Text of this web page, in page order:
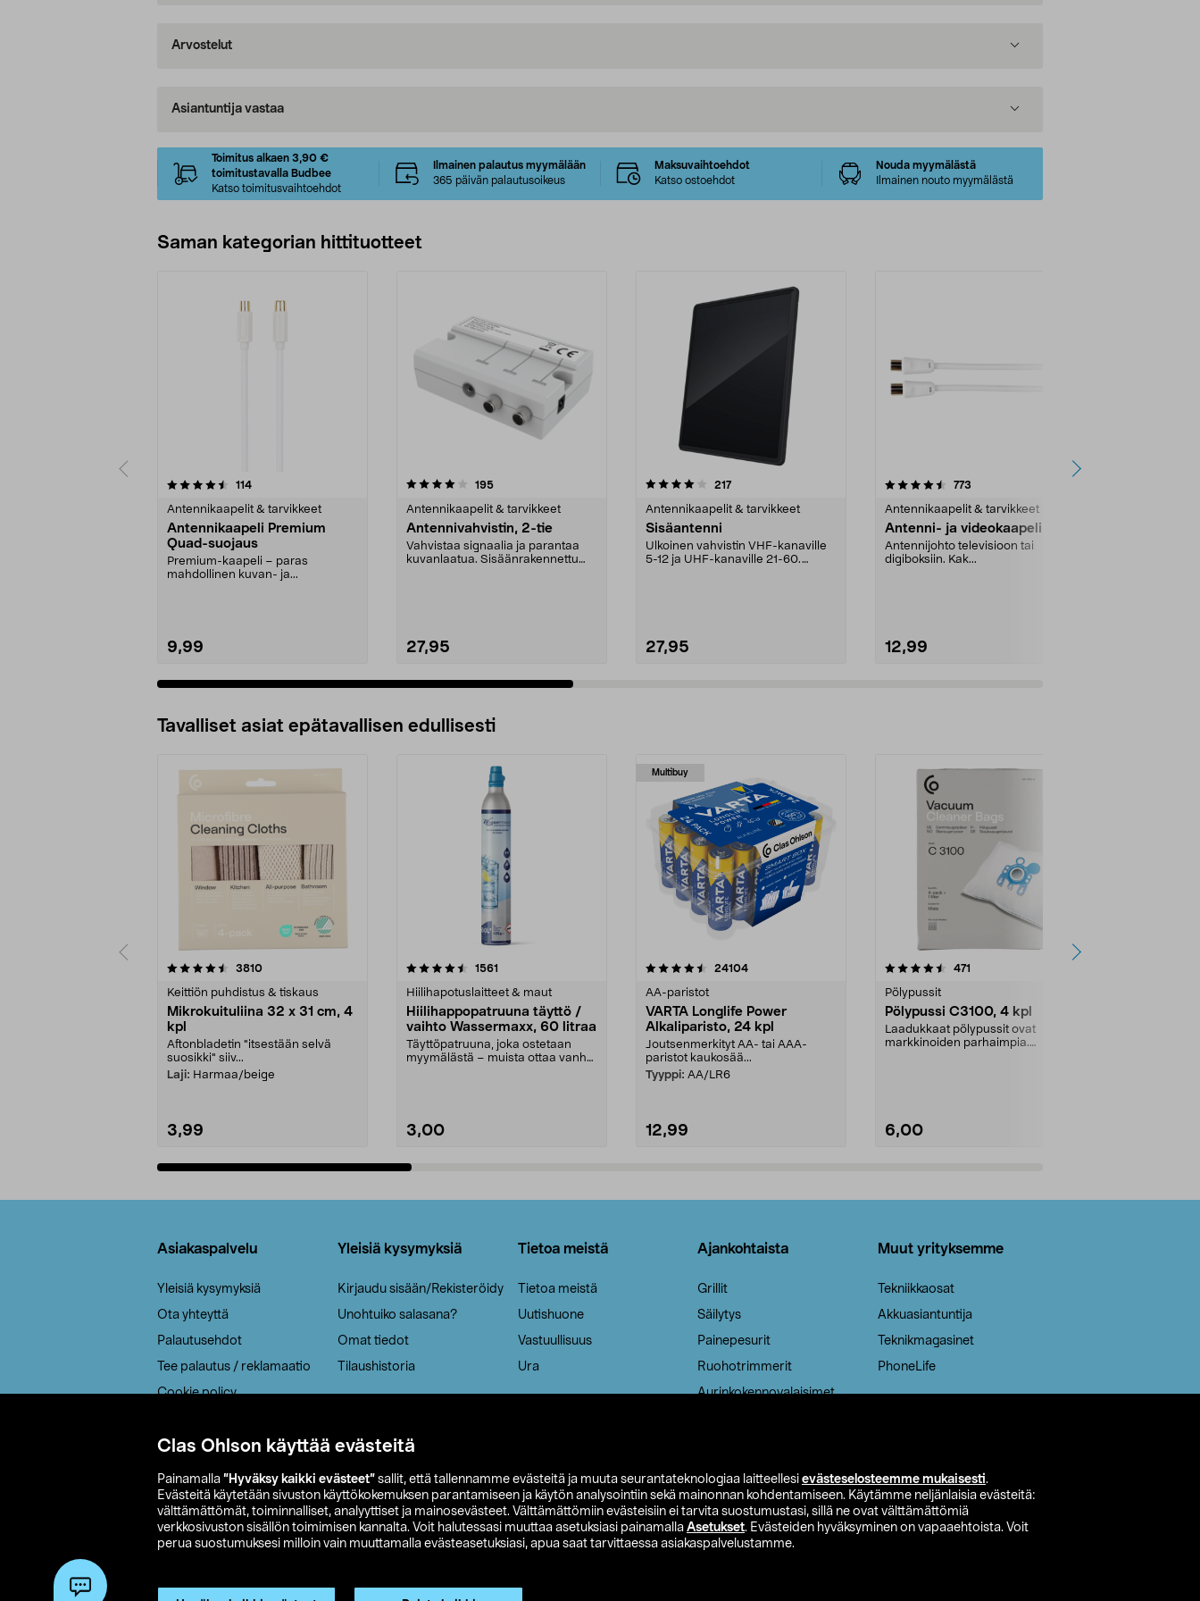
Clas Ohlson käyttää evästeitä
Painamalla ”Hyväksy kaikki evästeet” sallit, että tallennamme evästeitä ja muuta seurantateknologiaa laitteellesi evästeselosteemme mukaisesti.
Evästeitä käytetään sivuston käyttökokemuksen parantamiseen ja käytön analysointiin sekä mainonnan kohdentamiseen. Käytämme neljänlaisia evästeitä:
välttämättömät, toiminnalliset, analyyttiset ja mainosevästeet. Välttämättömiin evästeisiin ei tarvita suostumustasi, sillä ne ovat välttämättömiä
verkkosivuston sisällön toimimisen kannalta. Voit halutessasi muuttaa asetuksiasi painamalla Asetukset. Evästeiden hyväksyminen on vapaaehtoista. Voit
perua suostumuksesi milloin vain muuttamalla evästeasetuksiasi, apua saat tarvittaessa asiakaspalvelustamme.
Arvostelut
Asiantuntija vastaa
Toimitus alkaen 3,90 €
toimitustavalla Budbee
Katso toimitusvaihtoehdot
Ilmainen palautus myymälään
365 päivän palautusoikeus
Maksuvaihtoehdot
Katso ostoehdot
Nouda myymälästä
Ilmainen nouto myymälästä
Saman kategorian hittituotteet
114arvostelut
Antennikaapelit & tarvikkeet
Antennikaapeli Premium
Quad-suojaus
Premium-kaapeli – paras
mahdollinen kuvan- ja...
9,99
4.0 viidestä
195arvostelut
Antennikaapelit & tarvikkeet
Antennivahvistin, 2-tie
Vahvistaa signaalia ja parantaa
kuvanlaatua. Sisäänrakennettu
27,95
4.0 viidestä
217arvostelut
Antennikaapelit & tarvikkeet
Sisäantenni
Ulkoinen vahvistin VHF-kanaville
5-12 ja UHF-kanaville 21-60.
27,95
4.5 viidestä
773
Antennikaapelit & tarvikkeet
Antenni- ja videokaapeli
Antennijohto televisioon tai
digiboksiin. Kak...
12,99
5.0 viidestä
Tavalliset asiat epätavallisen edullisesti
3810arvostelut
Keittiön puhdistus & tiskaus
Mikrokuituliina 32 x 31 cm, 4
kpl
Aftonbladetin "itsestään selvä
suosikki" siiv...
Laji: Harmaa/beige
3,99
4.5viidestä
1561
Hiilihapotuslaitteet & maut
Hiilihappopatruuna täyttö /
vaihto Wassermaxx, 60 litraa
Täyttöpatruuna, joka ostetaan
myymälästä – muista ottaa vanha
3,00
Multibuy
4.5viidestä
24104arvostelut
AA-paristot
VARTA Longlife Power
Alkaliparisto, 24 kpl
Joutsenmerkityt AA- tai AAA-
paristot kaukosää...
Tyyppi: AA/LR6
12,99
4.5viidestä
471
Pölypussit
Pölypussi C3100, 4 kpl
Laadukkaat pölypussit ovat
markkinoiden parhaimpia.
6,00
4.5viidestä
Asiakaspalvelu
Yleisiä kysymyksiä
Ota yhteyttä
Palautusehdot
Tee palautus / reklamaatio
Cookie policy
Saavutettavuus
Yleisiä kysymyksiä
Kirjaudu sisään/Rekisteröidy
Unohtuiko salasana?
Omat tiedot
Tilaushistoria
Tietoa meistä
Tietoa meistä
Uutishuone
Vastuullisuus
Ura
Ajankohtaista
Grillit
Säilytys
Painepesurit
Ruohotrimmerit
Aurinkokennovalaisimet
Muut yrityksemme
Tekniikkaosat
Akkuasiantuntija
Teknikmagasinet
PhoneLife